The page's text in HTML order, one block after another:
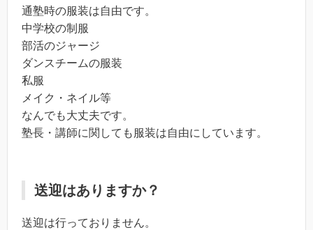
通塾時の服装は自由です。
中学校の制服
部活のジャージ
ダンスチームの服装
私服
メイク・ネイル等
なんでも大丈夫です。
塾長・講師に関しても服装は自由にしています。
送迎はありますか？
送迎は行っておりません。